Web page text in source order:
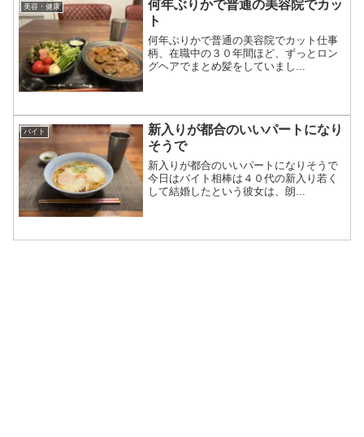
美容・健康
何年ぶりかで普通の美容院でカッ
ト
何年ぶりかで普通の美容院でカット仕事
柄、在職中の３０年間ほど、ずっとロン
グヘアでまとめ髪をしていまし...
バイト
新入りが都合のいいパートになり
そうで
新入りが都合のいいパートになりそうで
今日はバイト相棒は４０代の新入り若く
して結婚したという彼女は、朗...